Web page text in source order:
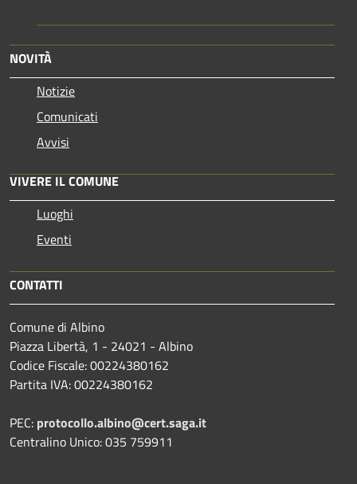
NOVITÀ
Notizie
Comunicati
Avvisi
VIVERE IL COMUNE
Luoghi
Eventi
CONTATTI
Comune di Albino
Piazza Libertà, 1 - 24021 - Albino
Codice Fiscale: 00224380162
Partita IVA: 00224380162
PEC: protocollo.albino@cert.saga.it
Centralino Unico: 035 759911